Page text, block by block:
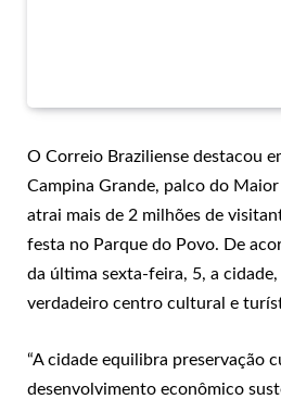
O Correio Braziliense destacou
Campina Grande, palco do
atrai mais de 2 milhões de
festa no Parque do Povo. De
da última sexta-feira, 5, a
verdadeiro centro cultural e
“A cidade equilibra preservação
desenvolvimento econômico